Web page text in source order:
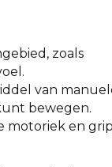
zoals
van
bewegen.
motoriek en grip